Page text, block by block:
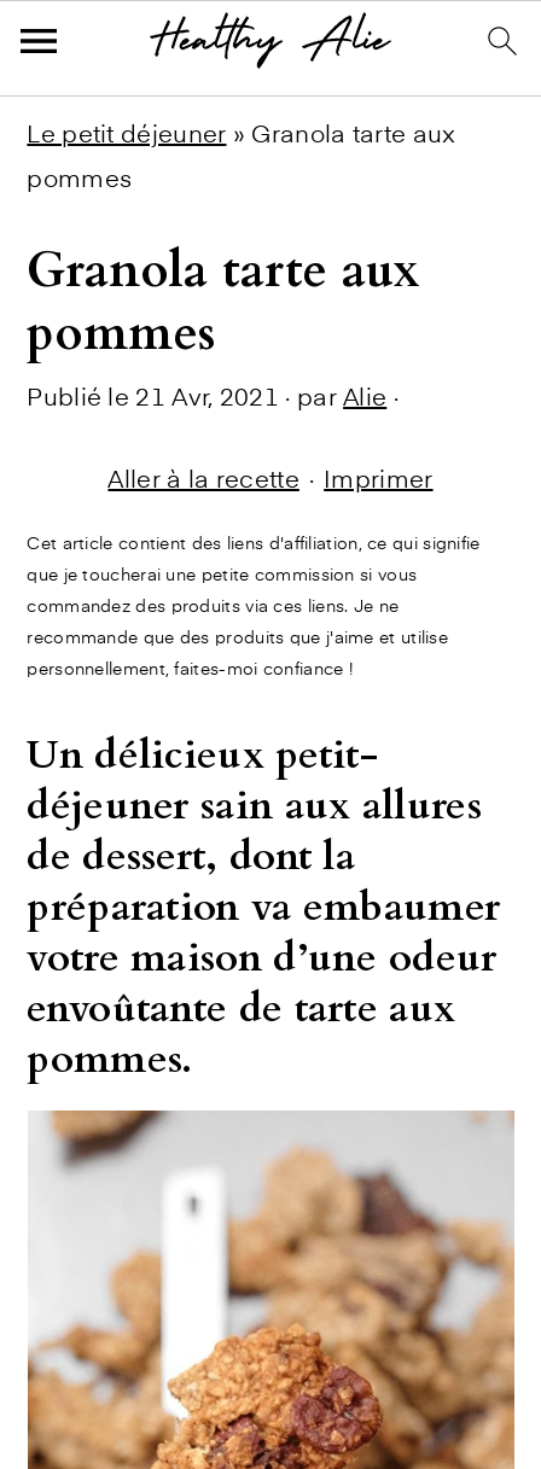
navigation
content
sidebar
Le petit déjeuner » Granola tarte aux
pommes
Granola tarte aux
pommes
Publié le 21 Avr, 2021 · parAlie ·
Aller à la recette · Imprimer
Cet article contient des liens d'affiliation, ce qui signifie
que je toucherai une petite commission si vous
commandez des produits via ces liens. Je ne
recommande que des produits que j'aime et utilise
personnellement, faites-moi confiance !
Un délicieux petit-
déjeuner sain aux allures
de dessert, dont la
préparation va embaumer
votre maison d’une odeur
envoûtante de tarte aux
pommes.